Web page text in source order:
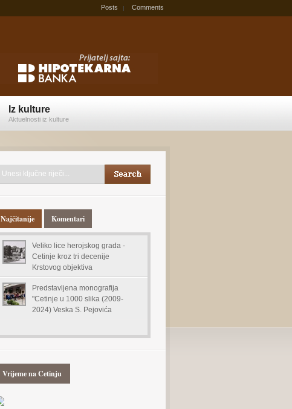
Posts Comments
Iz kulture
Aktuelnosti iz kulture
Najčitanije Komentari
Veliko lice herojskog grada -
Cetinje kroz tri decenije
Krstovog objektiva
Predstavljena monografija
"Cetinje u 1000 slika (2009-
2024) Veska S. Pejovića
Vrijeme na Cetinju